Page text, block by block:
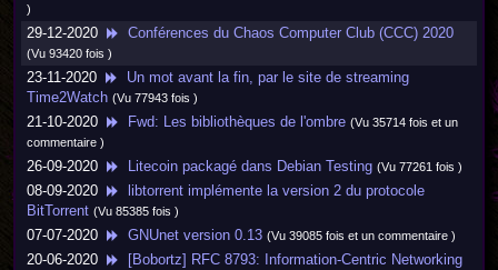
)
29-12-2020 Conférences du Chaos Computer Club (CCC) 2020
(Vu 93420 fois )
23-11-2020
Un mot avant la fin, par le site de streaming
Time2Watch (Vu 77943 fois )
21-10-2020 Fwd: Les bibliothèques de l'ombre (Vu 35714 fois et un
commentaire )
26-09-2020 Litecoin packagé dans Debian Testing (Vu 77261 fois )
08-09-2020
libtorrent implémente la version 2 du protocole
BitTorrent (Vu 85385 fois )
07-07-2020 GNUnet version 0.13 (Vu 39085 fois et un commentaire )
20-06-2020
[Bobortz] RFC 8793: Information-Centric Networking